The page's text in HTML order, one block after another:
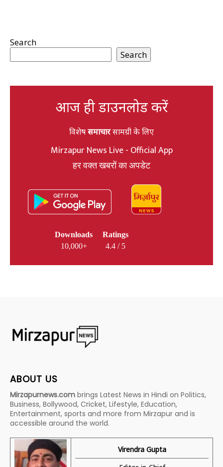
Search
Search
आज ही डाउनलोड करें
विशेषसमाचारसामग्री के लिए
Mirzapur News Live - Official App
हर वक्त खबरों का अपडेट
Downloads
10,000+
Ratings
4.4 / 5
ABOUT US
Mirzapurnews.com brings Latest News in Hindi on Politics,
Business, Bollywood, Cricket, Lifestyle, Education,
Entertainment, sports and more from Mirzapur and is
accessible around the world.
Virendra Gupta